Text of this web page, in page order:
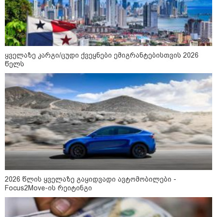
რა უნდა გავაკეთოთ პირველ
რიგში შუქის გამორთვისას: 5
მნიშვნელოვანი ნაბიჯი
1-დღიანი ტურები თბილისიდან:
სად წავიდეთ დილით და
დავბრუნდეთ საღამოს?
მსოფლიო
ყველაზე კარგი/ცუდი ქვეყნები ემიგრანტებისთვის 2026
წელს
2026 წლის ყველაზე გაყიდვადი ავტომობილები -
Focus2Move-ის რეიტინგი